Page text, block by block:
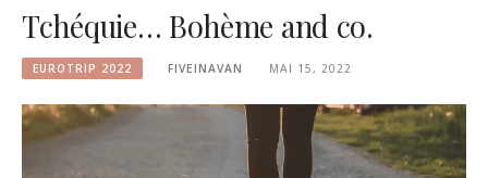
Tchéquie… Bohème and co.
EUROTRIP 2022 FIVEINAVAN MAI 15, 2022